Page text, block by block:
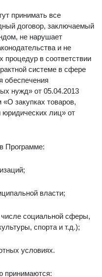
принимать все
договор, заключаемый
не нарушает
и не
процедур в соответствии
системе в сфере
обеспечения
нужд» от 05.04.2013
закупках товаров,
лиц» от
Программе:
власти;
социальной сферы,
спорта и т.д.);
условиях.
принимаются: